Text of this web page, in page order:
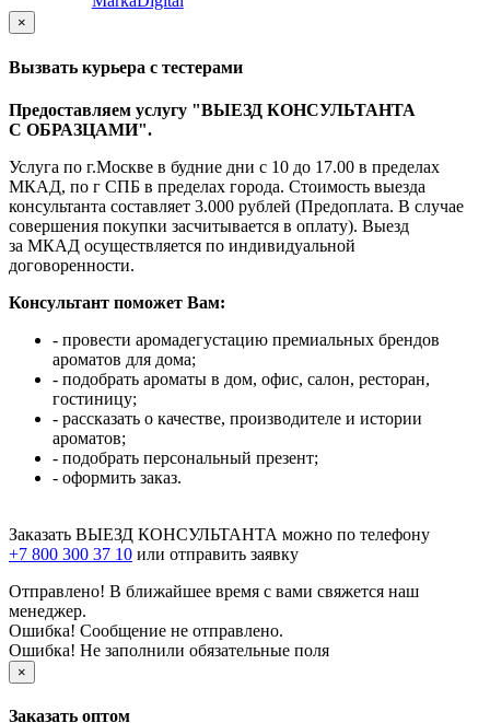
×
Вызвать курьера с тестерами
Предоставляем услугу "ВЫЕЗД КОНСУЛЬТАНТА
С ОБРАЗЦАМИ".
Услуга по г.Москве в будние дни с 10 до 17.00 в пределах
МКАД, по г СПБ в пределах города. Стоимость выезда
консультанта составляет 3.000 рублей (Предоплата. В случае
совершения покупки засчитывается в оплату). Выезд
за МКАД осуществляется по индивидуальной
договоренности.
Консультант поможет Вам:
- провести аромадегустацию премиальных брендов
ароматов для дома;
- подобрать ароматы в дом, офис, салон, ресторан,
гостиницу;
- рассказать о качестве, производителе и истории
ароматов;
- подобрать персональный презент;
- оформить заказ.
Заказать ВЫЕЗД КОНСУЛЬТАНТА можно по телефону
+7 800 300 37 10 или отправить заявку
Отправлено! В ближайшее время с вами свяжется наш
менеджер.
Ошибка! Сообщение не отправлено.
Ошибка! Не заполнили обязательные поля
×
Заказать оптом